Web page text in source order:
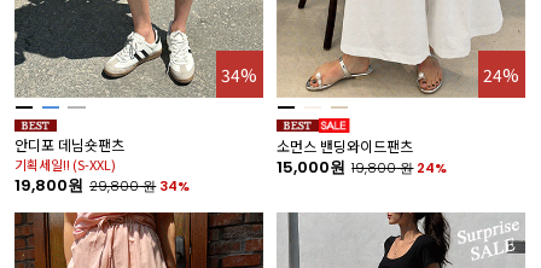
34%
안디포 데님숏팬츠
기획세일!! (S-XXL)
19,800원 29,800원 34%
24%
소먼스 밴딩와이드팬츠
15,000원 19,800원 24%